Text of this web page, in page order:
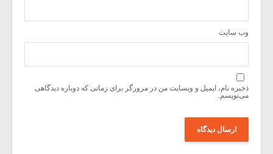
وب‌ سایت
ذخیره نام، ایمیل و وبسایت من در مرورگر برای زمانی که دوباره دیدگاهی
می‌نویسم.